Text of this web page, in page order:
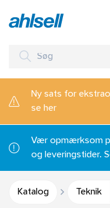
Ny sats for
se her
Vær opmærksom
og leveringstider.
Katalog Teknik